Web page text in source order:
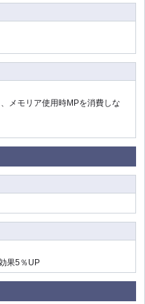
メモリア使用時MPを消費しな
果5％UP